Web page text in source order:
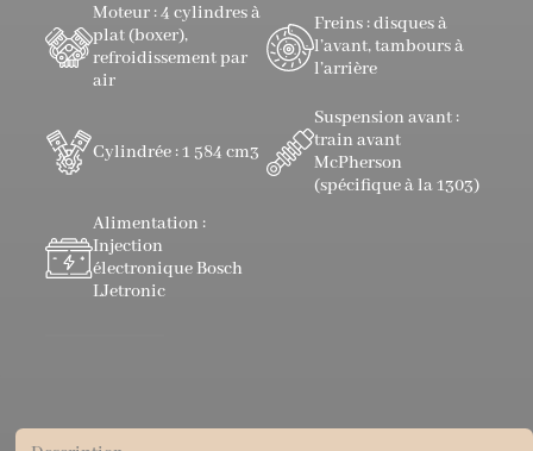
Moteur : 4 cylindres à
plat (boxer),
refroidissement par
air
Freins : disques à
l’avant, tambours à
l’arrière
Cylindrée : 1 584 cm3
Suspension avant :
train avant
McPherson
(spécifique à la 1303)
Alimentation :
Injection
électronique Bosch
LJetronic